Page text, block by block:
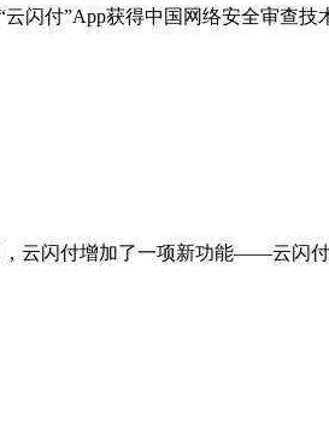
云闪付”App获得中国网络安全审查
，云闪付增加了一项新功能——云闪